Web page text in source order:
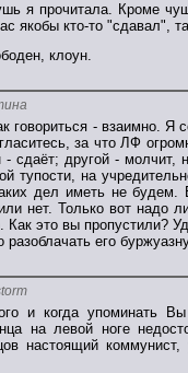
я прочитала. Кроме
якобы кто-то "сдавал",
клоун.
говориться - взаимно.
за что ЛФ
- сдаёт; другой -
тупости, на
дел иметь не будем.
нет. Только вот надо
Как это вы
разоблачать его
и когда упоминать
на левой ноге
настоящий